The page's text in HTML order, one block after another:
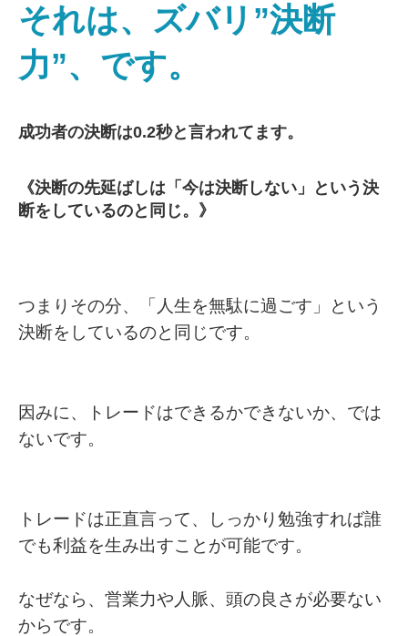
それは、ズバリ”決断
力”、です。
成功者の決断は0.2秒と言われてます。
《決断の先延ばしは「今は決断しない」という決
断をしているのと同じ。》
つまりその分、「人生を無駄に過ごす」という
決断をしているのと同じです。
因みに、トレードはできるかできないか、では
ないです。
トレードは正直言って、しっかり勉強すれば誰
でも利益を生み出すことが可能です。
なぜなら、営業力や人脈、頭の良さが必要ない
からです。